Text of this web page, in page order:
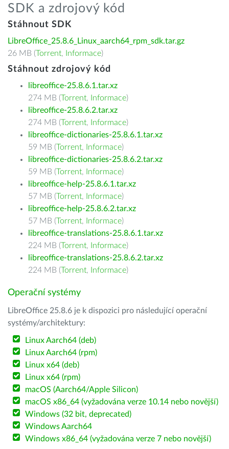
SDK a zdrojový kód
Stáhnout SDK
LibreOffice_25.8.6_Linux_aarch64_rpm_sdk.tar.gz
26 MB (Torrent, Informace)
Stáhnout zdrojový kód
libreoffice-25.8.6.1.tar.xz
274 MB (Torrent, Informace)
libreoffice-25.8.6.2.tar.xz
274 MB (Torrent, Informace)
libreoffice-dictionaries-25.8.6.1.tar.xz
59 MB (Torrent, Informace)
libreoffice-dictionaries-25.8.6.2.tar.xz
59 MB (Torrent, Informace)
libreoffice-help-25.8.6.1.tar.xz
57 MB (Torrent, Informace)
libreoffice-help-25.8.6.2.tar.xz
57 MB (Torrent, Informace)
libreoffice-translations-25.8.6.1.tar.xz
224 MB (Torrent, Informace)
libreoffice-translations-25.8.6.2.tar.xz
224 MB (Torrent, Informace)
Operační systémy
LibreOffice 25.8.6 je k dispozici pro následující operační
systémy/architektury:
Linux Aarch64 (deb)
Linux Aarch64 (rpm)
Linux x64 (deb)
Linux x64 (rpm)
macOS (Aarch64/Apple Silicon)
macOS x86_64 (vyžadována verze 10.14 nebo novější)
Windows (32 bit, deprecated)
Windows Aarch64
Windows x86_64 (vyžadována verze 7 nebo novější)